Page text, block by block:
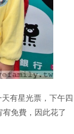
有星光票，下午四
免費，因此花了